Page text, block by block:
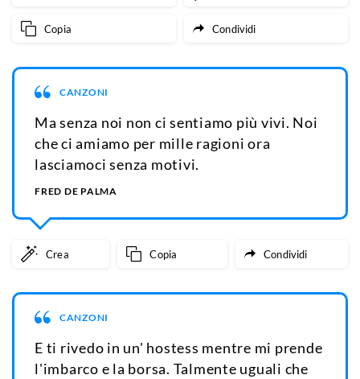
Copia Condividi
CANZONI
Ma senza noi non ci sentiamo più vivi. Noi
che ci amiamo per mille ragioni ora
lasciamoci senza motivi.
FRED DE PALMA
Crea Copia Condividi
CANZONI
E ti rivedo in un' hostess mentre mi prende
l'imbarco e la borsa. Talmente uguali che